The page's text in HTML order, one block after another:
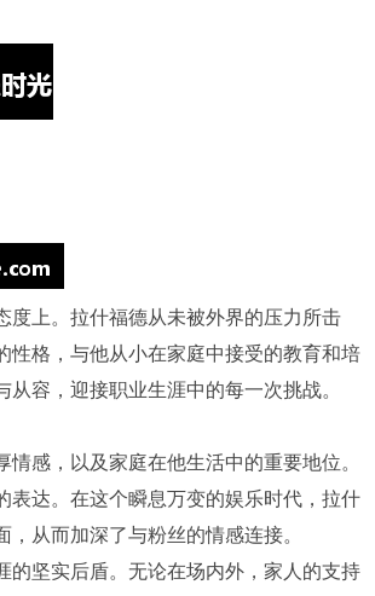
度上。拉什福德从未被外界的压力所击
性格，与他从小在家庭中接受的教育和培
容，迎接职业生涯中的每一次挑战。
感，以及家庭在他生活中的重要地位。
表达。在这个瞬息万变的娱乐时代，拉什
从而加深了与粉丝的情感连接。
的坚实后盾。无论在场内外，家人的支持